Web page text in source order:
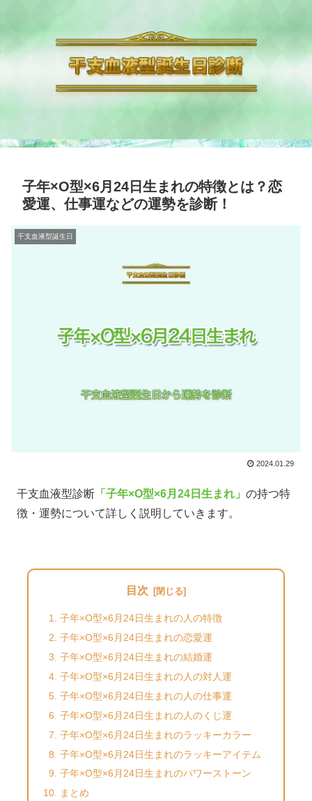
子年×O型×6月24日生まれの特徴とは？恋
愛運、仕事運などの運勢を診断！
干支血液型誕生日
2024.01.29
干支血液型診断 「子年×O型×6月24日生まれ」 の持つ特
徴・運勢について詳しく説明していきます。
目次
子年×O型×6月24日生まれの人の特徴
子年×O型×6月24日生まれの恋愛運
子年×O型×6月24日生まれの結婚運
子年×O型×6月24日生まれの人の対人運
子年×O型×6月24日生まれの人の仕事運
子年×O型×6月24日生まれの人のくじ運
子年×O型×6月24日生まれのラッキーカラー
子年×O型×6月24日生まれのラッキーアイテム
子年×O型×6月24日生まれのパワーストーン
まとめ